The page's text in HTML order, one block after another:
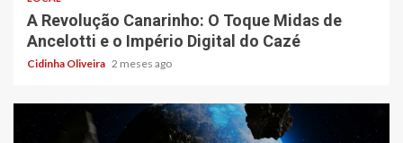
A Revolução Canarinho: O Toque Midas de
Ancelotti e o Império Digital do Cazé
Cidinha Oliveira 2 meses ago